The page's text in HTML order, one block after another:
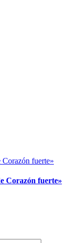
Corazón fuerte»